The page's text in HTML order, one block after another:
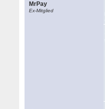
MrPay
Ex-Mitglied